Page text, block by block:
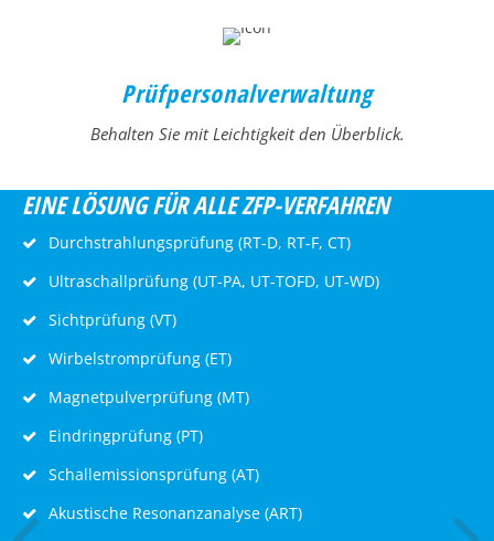
Prüfpersonalverwaltung
Behalten Sie mit Leichtigkeit den Überblick.
EINE LÖSUNG FÜR ALLE ZFP-VERFAHREN
Durchstrahlungsprüfung (RT-D, RT-F, CT)
Ultraschallprüfung (UT-PA, UT-TOFD, UT-WD)
Sichtprüfung (VT)
Wirbelstromprüfung (ET)
Magnetpulverprüfung (MT)
Eindringprüfung (PT)
Schallemissionsprüfung (AT)
Akustische Resonanzanalyse (ART)